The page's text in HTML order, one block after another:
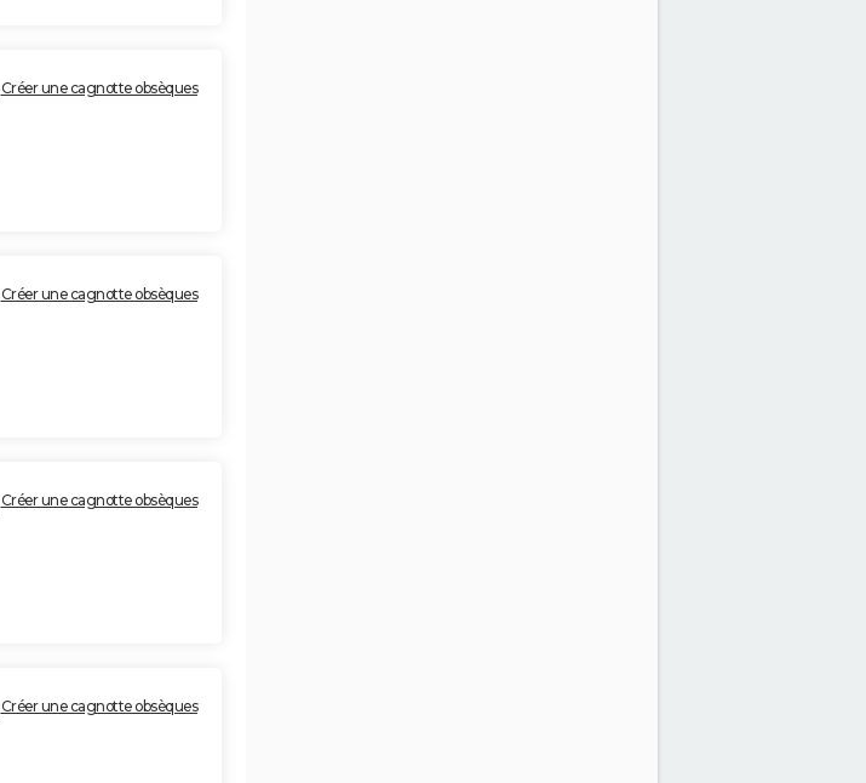
Créer une cagnotte obsèques
Créer une cagnotte obsèques
Créer une cagnotte obsèques
Créer une cagnotte obsèques